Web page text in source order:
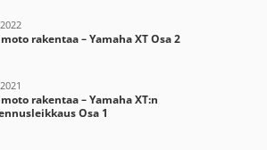
rakentaa – Yamaha XT Osa 2
rakentaa – Yamaha XT:n
Osa 1